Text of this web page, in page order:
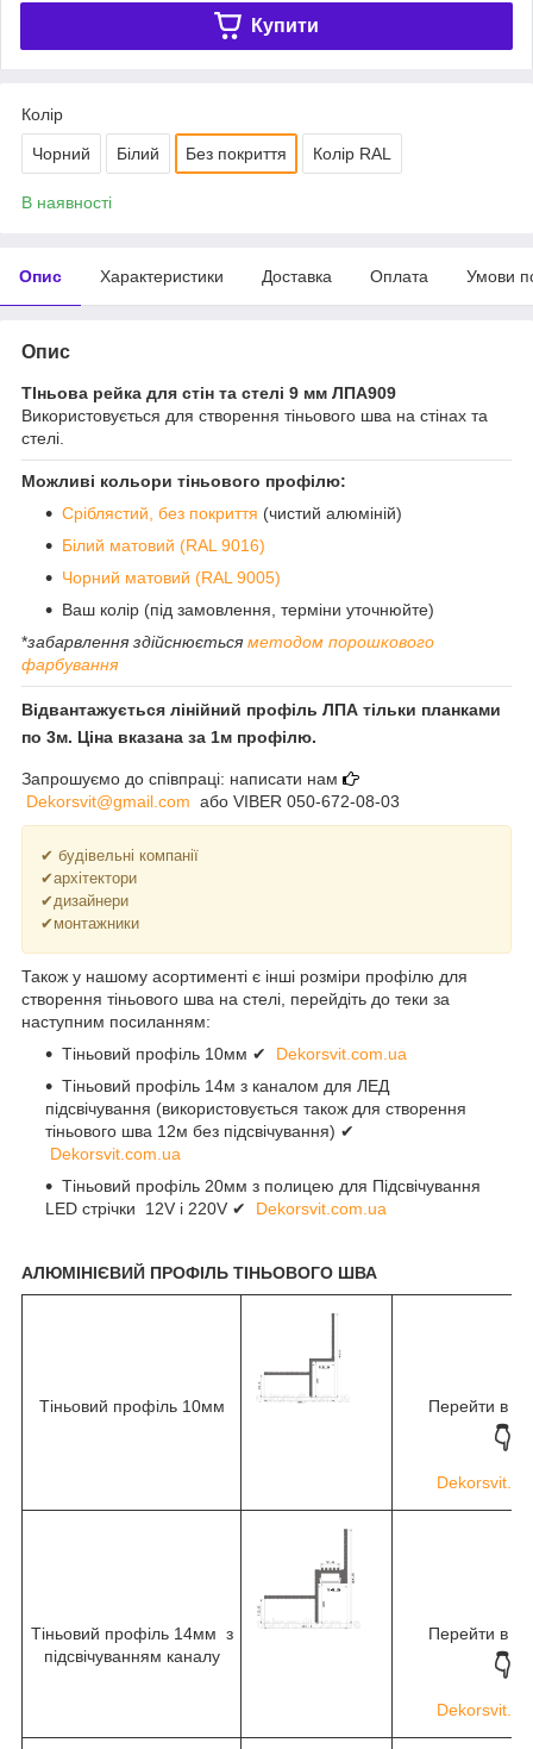
Купити
Колір
Чорний Білий Без покриття Колір RAL
В наявності
Опис Характеристики Доставка Оплата Умови
Опис
ТІньова рейка для стін та стелі 9 мм ЛПА909
Використовується для створення тіньового шва на стінах та
стелі.
Можливі кольори тіньового профілю:
Сріблястий, без покриття (чистий алюміній)
Білий матовий (RAL 9016)
Чорний матовий (RAL 9005)
Ваш колір (під замовлення, терміни уточнюйте)
*забарвлення здійснюється методом порошкового
фарбування
Відвантажується лінійний профіль ЛПА тільки планками
по 3м. Ціна вказана за 1м профілю.
Запрошуємо до співпраці: написати нам
Dekorsvit@gmail.com або VIBER 050-672-08-03
✔ будівельні компанії
✔архітектори
✔дизайнери
✔монтажники
Також у нашому асортименті є інші розміри профілю для
створення тіньового шва на стелі, перейдіть до теки за
наступним посиланням:
Тіньовий профіль 10мм ✔ Dekorsvit.com.ua
Тіньовий профіль 14м з каналом для ЛЕД
підсвічування (використовується також для створення
тіньового шва 12м без підсвічування) ✔
Dekorsvit.com.ua
Тіньовий профіль 20мм з полицею для Підсвічування
LED стрічки 12V і 220V ✔ Dekorsvit.com.ua
АЛЮМІНІЄВИЙ ПРОФІЛЬ ТІНЬОВОГО ШВА
Тіньовий профіль 10мм Перейти в
👇
Тіньовий профіль 14мм з
підсвічуванням каналу
Перейти в
👇